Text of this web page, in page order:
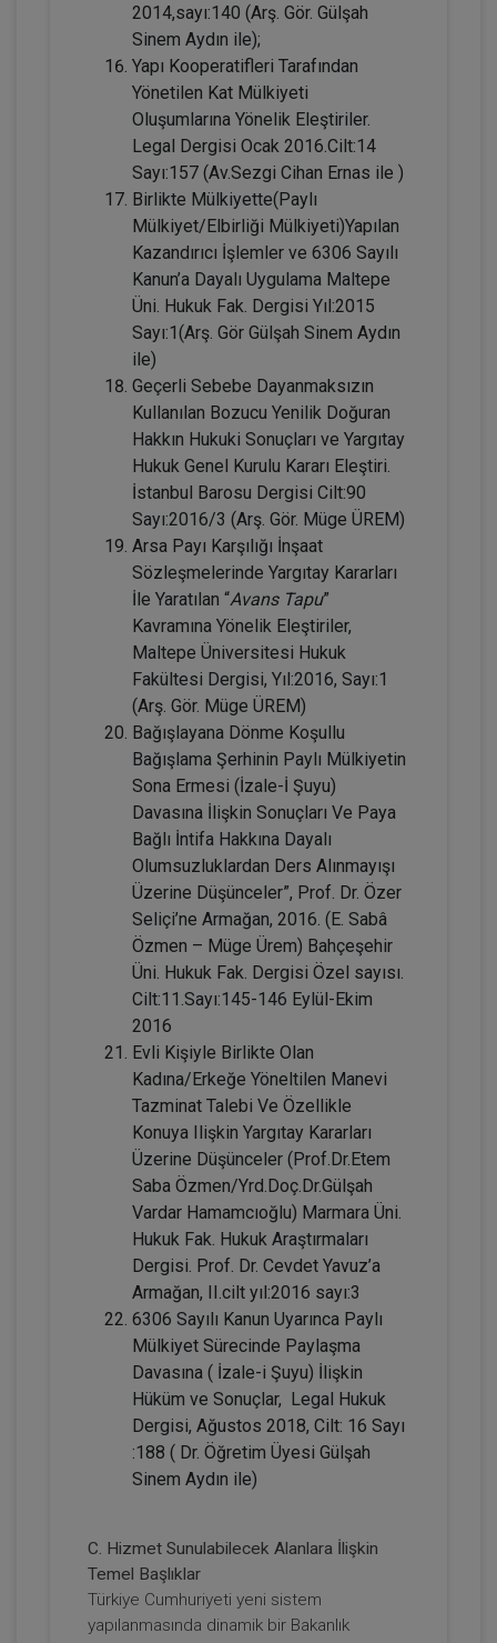
Tüketici Hukuku Enstitüsü
Evlilik Hukuku - IV. Medeni Hukuk
Kongresi - II. Oturum
360 TL Sepete Ekle
Tüketici Hukuku Enstitüsü
Sözleşmeler Hukuku - 2 - IV. Borçlar
Hukuku Kongresi - VIII. Oturum
360 TL Sepete Ekle
Tüketici Hukuku Enstitüsü
Oturumlar (8 Oturum)
2160
Tüketici Hukuku Enstitüsü
Sözleşmeler Hukuku - 1 - IV. Borçlar
Hukuku Kongresi - VII. Oturum
360 TL Sepete Ekle
2014,sayı:140 (Arş. Gör. Gülşah
Sinem Aydın ile);
Yapı Kooperatifleri Tarafından
Yönetilen Kat Mülkiyeti
Oluşumlarına Yönelik Eleştiriler.
Legal Dergisi Ocak 2016.Cilt:14
Sayı:157 (Av.Sezgi Cihan Ernas ile )
Birlikte Mülkiyette(Paylı
Mülkiyet/Elbirliği Mülkiyeti)Yapılan
Kazandırıcı İşlemler ve 6306 Sayılı
Kanun’a Dayalı Uygulama Maltepe
Üni. Hukuk Fak. Dergisi Yıl:2015
Sayı:1(Arş. Gör Gülşah Sinem Aydın
ile)
Geçerli Sebebe Dayanmaksızın
Kullanılan Bozucu Yenilik Doğuran
Hakkın Hukuki Sonuçları ve Yargıtay
Hukuk Genel Kurulu Kararı Eleştiri.
İstanbul Barosu Dergisi Cilt:90
Sayı:2016/3 (Arş. Gör. Müge ÜREM)
Arsa Payı Karşılığı İnşaat
Sözleşmelerinde Yargıtay Kararları
İle Yaratılan “Avans Tapu”
Kavramına Yönelik Eleştiriler,
Maltepe Üniversitesi Hukuk
Fakültesi Dergisi, Yıl:2016, Sayı:1
(Arş. Gör. Müge ÜREM)
Bağışlayana Dönme Koşullu
Bağışlama Şerhinin Paylı Mülkiyetin
Sona Ermesi (İzale-İ Şuyu)
Davasına İlişkin Sonuçları Ve Paya
Bağlı İntifa Hakkına Dayalı
Olumsuzluklardan Ders Alınmayışı
Üzerine Düşünceler”, Prof. Dr. Özer
Seliçi’ne Armağan, 2016. (E. Sabâ
Özmen – Müge Ürem) Bahçeşehir
Üni. Hukuk Fak. Dergisi Özel sayısı.
Cilt:11.Sayı:145-146 Eylül-Ekim
2016
Evli Kişiyle Birlikte Olan
Kadına/Erkeğe Yöneltilen Manevi
Tazminat Talebi Ve Özellikle
Konuya Ilişkin Yargıtay Kararları
Üzerine Düşünceler (Prof.Dr.Etem
Saba Özmen/Yrd.Doç.Dr.Gülşah
Vardar Hamamcıoğlu) Marmara Üni.
Hukuk Fak. Hukuk Araştırmaları
Dergisi. Prof. Dr. Cevdet Yavuz’a
Armağan, II.cilt yıl:2016 sayı:3
6306 Sayılı Kanun Uyarınca Paylı
Mülkiyet Sürecinde Paylaşma
Davasına ( İzale-i Şuyu) İlişkin
Hüküm ve Sonuçlar, Legal Hukuk
Dergisi, Ağustos 2018, Cilt: 16 Sayı
:188 ( Dr. Öğretim Üyesi Gülşah
Sinem Aydın ile)
C. Hizmet Sunulabilecek Alanlara İlişkin
Temel Başlıklar
Türkiye Cumhuriyeti yeni sistem
yapılanmasında dinamik bir Bakanlık